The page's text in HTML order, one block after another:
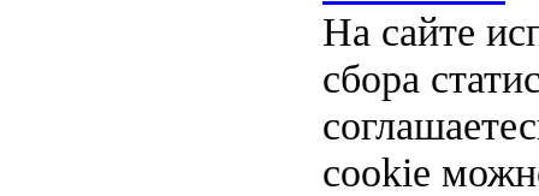
На сайте
сбора
cookie